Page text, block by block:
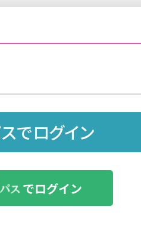
でログイン